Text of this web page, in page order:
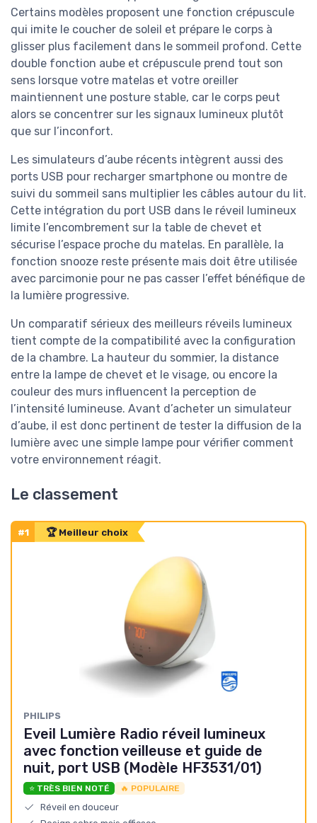
Certains modèles proposent une fonction crépuscule
qui imite le coucher de soleil et prépare le corps à
glisser plus facilement dans le sommeil profond. Cette
double fonction aube et crépuscule prend tout son
sens lorsque votre matelas et votre oreiller
maintiennent une posture stable, car le corps peut
alors se concentrer sur les signaux lumineux plutôt
que sur l’inconfort.
Les simulateurs d’aube récents intègrent aussi des
ports USB pour recharger smartphone ou montre de
suivi du sommeil sans multiplier les câbles autour du lit.
Cette intégration du port USB dans le réveil lumineux
limite l’encombrement sur la table de chevet et
sécurise l’espace proche du matelas. En parallèle, la
fonction snooze reste présente mais doit être utilisée
avec parcimonie pour ne pas casser l’effet bénéfique de
la lumière progressive.
Un comparatif sérieux des meilleurs réveils lumineux
tient compte de la compatibilité avec la configuration
de la chambre. La hauteur du sommier, la distance
entre la lampe de chevet et le visage, ou encore la
couleur des murs influencent la perception de
l’intensité lumineuse. Avant d’acheter un simulateur
d’aube, il est donc pertinent de tester la diffusion de la
lumière avec une simple lampe pour vérifier comment
votre environnement réagit.
Le classement
#1 🏆 Meilleur choix
‎PHILIPS
Eveil Lumière Radio réveil lumineux
avec fonction veilleuse et guide de
nuit, port USB (Modèle HF3531/01)
⭐ TRÈS BIEN NOTÉ 🔥 POPULAIRE
Réveil en douceur